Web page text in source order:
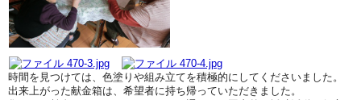
時間を見つけては、色塗りや組み立てを積極的にしてくださいました。
出来上がった献金箱は、希望者に持ち帰っていただきました。